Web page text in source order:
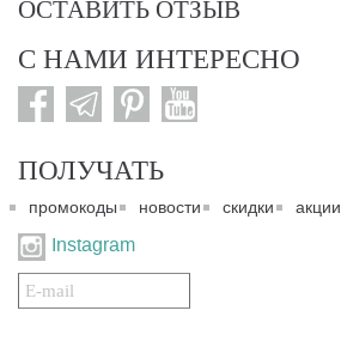
ОСТАВИТЬ ОТЗЫВ
С НАМИ ИНТЕРЕСНО
ПОЛУЧАТЬ
промокоды новости скидки акции
Instagram
Подписаться
на